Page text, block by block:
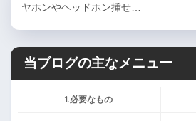
ヤホンやヘッドホン挿せ…
当ブログの主なメニュー
1.必要なもの